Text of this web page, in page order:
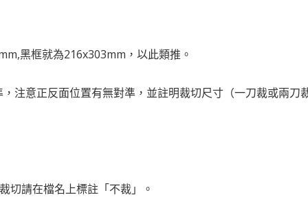
黑框就為216x303mm，以此類推。
注意正反面位置有無對準，並註明裁切尺寸（一刀裁或兩刀
切請在檔名上標註「不裁」。